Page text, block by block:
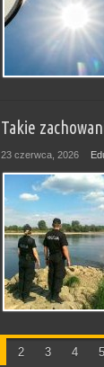
Takie
23 czerwca, 2026
2 3 4 5